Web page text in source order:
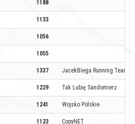
1188
1133
1056
1055
1337 JacekBiega Running Team
1229 Tak Lubię Sandomierz
1241 Wojsko Polskie
1123 CopyNET